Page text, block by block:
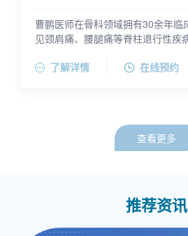
曹鹏医师在骨科领域拥有30余年临
见颈肩痛、腰腿痛等脊柱退行性疾
畸形、脊柱肿瘤、脊柱炎症）的综
专家柴本甫教授（学部委员）和杨
床基础研究。曹医师主持多项国家
海市卫生系统“新百人计划”人才培
科带头人计划”）和上海交通大学医
师分会颈椎专业委员会委员，国际
SICOT 中国部脊柱外科学会委员，
学分会骨科专业委员会脊柱学组
了解详情 在线预约
查看更多
推荐资讯